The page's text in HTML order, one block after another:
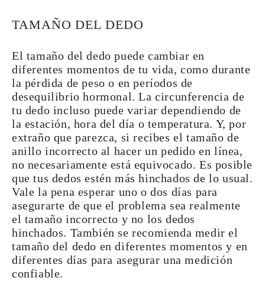
TAMAÑO DEL DEDO
El tamaño del dedo puede cambiar en
diferentes momentos de tu vida, como durante
la pérdida de peso o en períodos de
desequilibrio hormonal. La circunferencia de
tu dedo incluso puedevariar dependiendo de
la estación, hora del día o temperatura. Y, por
extraño que parezca, si recibes el tamaño de
anillo incorrecto al hacer un pedido en línea,
no necesariamente está equivocado. Es posible
que tus dedos estén más hinchados de lo usual.
Vale la pena esperar uno o dos días para
asegurarte de que el problema sea realmente
el tamaño incorrecto y no los dedos
hinchados. También se recomienda medir el
tamaño del dedo en diferentes momentos y en
diferentes días para asegurar una medición
confiable.